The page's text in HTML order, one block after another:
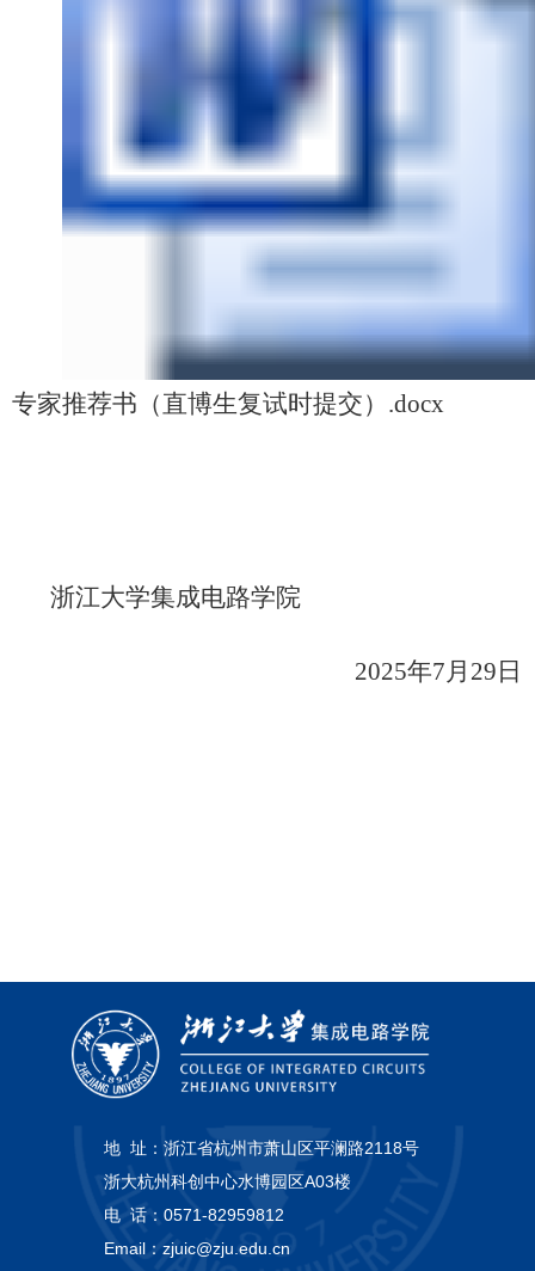
专家推荐书（直博生复试时提交）.docx
浙江大学集成电路学院
2025年7月29日
地 址： 浙江省杭州市萧山区平澜路2118号
浙大杭州科创中心水博园区A03楼
电 话： 0571-82959812
Email： zjuic@zju.edu.cn